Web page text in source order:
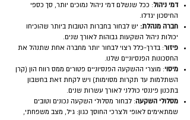
דמי ניהול: ככל שנשלם דמי ניהול נמוכים יותר, סך כספי
החיסכון יגדלו.
חברה מנהלת: יש לבחור בחברות הטובות ביותר שהוכיחו
יכולות ניהול השקעות גבוהות לאורך שנים.
פיזור: בדרך-כלל רצוי לבחור יותר מחברה אחת שתנהל את
החסכונות הפנסיוניים שלנו.
מיסוי: מוצרי ההשקעה הפנסיוניים פטורים ממס רווח הון (קרן
השתלמות עד תקרות מסוימות) ויש לקחת זאת בחשבון
בתכנון פיננסי כוללני לאורך עשרות שנים.
מסלולי השקעה: לבחור מסלולי השקעה נכונים וטובים
שמתאימים לאופי ולצרכי החוסך כגון: גיל, מצב משפחתי,